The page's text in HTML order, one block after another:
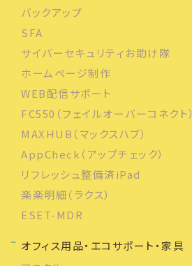
バックアップ
SFA
サイバーセキュリティお助け隊
ホームページ制作
WEB配信サポート
FC550（フェイルオーバーコネクト）
MAXHUB（マックスハブ）
AppCheck（アップチェック）
リフレッシュ整備済iPad
楽楽明細（ラクス）
ESET-MDR
オフィス用品・エコサポート・家具